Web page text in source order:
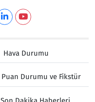
Hava Durumu
Puan Durumu ve Fikstür